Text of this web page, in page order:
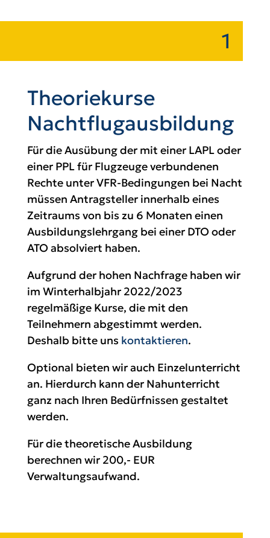
1
Theoriekurse
Nachtflugausbildung
Für die Ausübung der mit einer LAPL oder
einer PPL für Flugzeuge verbundenen
Rechte unter VFR-Bedingungen bei Nacht
müssen Antragsteller innerhalb eines
Zeitraums von bis zu 6 Monaten einen
Ausbildungslehrgang bei einer DTO oder
ATO absolviert haben.
Aufgrund der hohen Nachfrage haben wir
im Winterhalbjahr 2022/2023
regelmäßige Kurse, die mit den
Teilnehmern abgestimmt werden.
Deshalb bitte uns kontaktieren.
Optional bieten wir auch Einzelunterricht
an. Hierdurch kann der Nahunterricht
ganz nach Ihren Bedürfnissen gestaltet
werden.
Für die theoretische Ausbildung
berechnen wir 200,- EUR
Verwaltungsaufwand.